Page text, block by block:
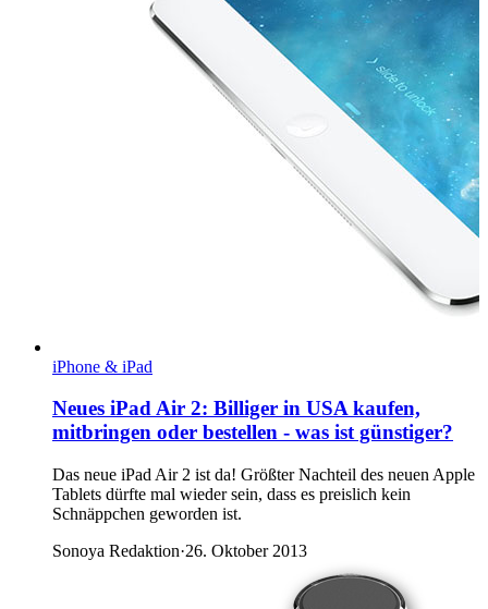
iPhone & iPad
Neues iPad Air 2: Billiger in USA kaufen,
mitbringen oder bestellen - was ist günstiger?
Das neue iPad Air 2 ist da! Größter Nachteil des neuen Apple
Tablets dürfte mal wieder sein, dass es preislich kein
Schnäppchen geworden ist.
Sonoya Redaktion·26. Oktober 2013